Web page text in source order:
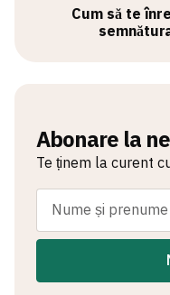
Cum să te
Abonare la
Te ținem la curent